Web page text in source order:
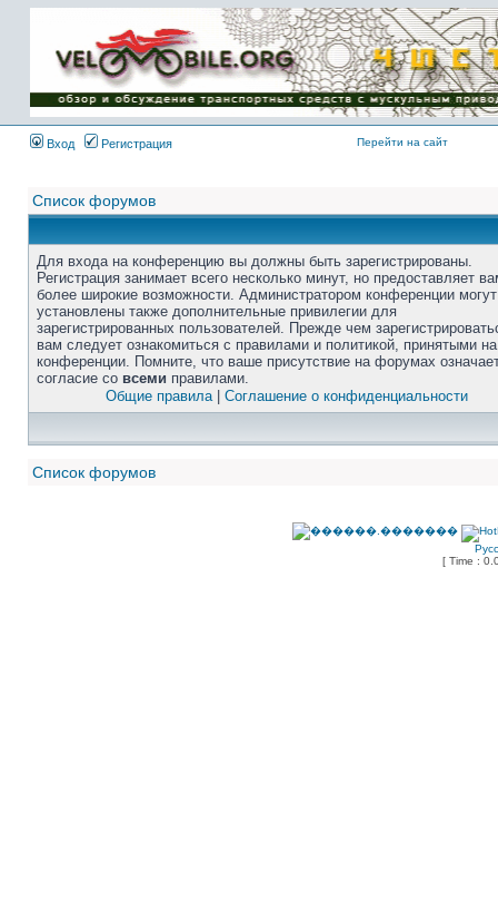
Вход Регистрация Перейти на сайт
Список форумов
Для входа на конференцию вы должны быть зарегистрированы.
Регистрация занимает всего несколько минут, но предоставляет
более широкие возможности. Администратором конференции
установлены также дополнительные привилегии для
зарегистрированных пользователей. Прежде чем
вам следует ознакомиться с правилами и политикой, принятыми на
конференции. Помните, что ваше присутствие на форумах
согласие со всеми правилами.
Общие правила| Соглашение о конфиденциальности
Список форумов
[ Time :